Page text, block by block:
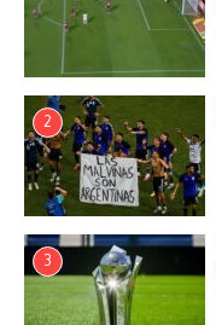
2
3